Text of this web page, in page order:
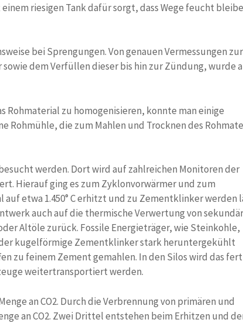
riesigen Tank dafür sorgt, dass Wege feucht
bei Sprengungen. Von genauen Vermessungen zur
dem Verfüllen dieser bis hin zur Zündung, wurde
zu homogenisieren, konnte man einige
Rohmühle, die zum Mahlen und Trocknen des
werden. Dort wird auf zahlreichen Monitoren der
Hierauf ging es zum Zyklonvorwärmer und zum
etwa 1.450° C erhitzt und zu Zementklinker werden
auch auf die thermische Verwertung von
Altöle zurück. Fossile Energieträger, wie Steinkohle,
kugelförmige Zementklinker stark heruntergekühlt
zu feinem Zement gemahlen. In den Silos wird das
weitertransportiert werden.
an CO2. Durch die Verbrennung von primären und
an CO2. Zwei Drittel entstehen beim Erhitzen und